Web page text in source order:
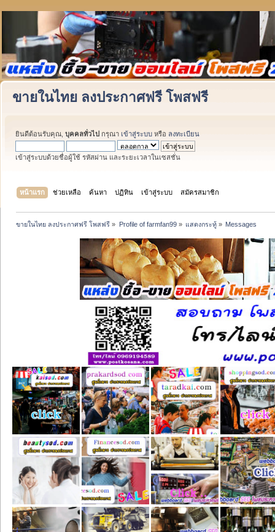
ขายในไทย ลงประกาศฟรี โพสฟรี
ยินดีต้อนรับคุณ, บุคคลทั่วไป กรุณา เข้าสู่ระบบ หรือ ลงทะเบียน
เข้าสู่ระบบด้วยชื่อผู้ใช้ รหัสผ่าน และระยะเวลาในเซสชั่น
หน้าแรก ช่วยเหลือ ค้นหา ปฏิทิน เข้าสู่ระบบ สมัครสมาชิก
ขายในไทย ลงประกาศฟรี โพสฟรี » Profile of farmfan99» แสดงกระทู้» Messages